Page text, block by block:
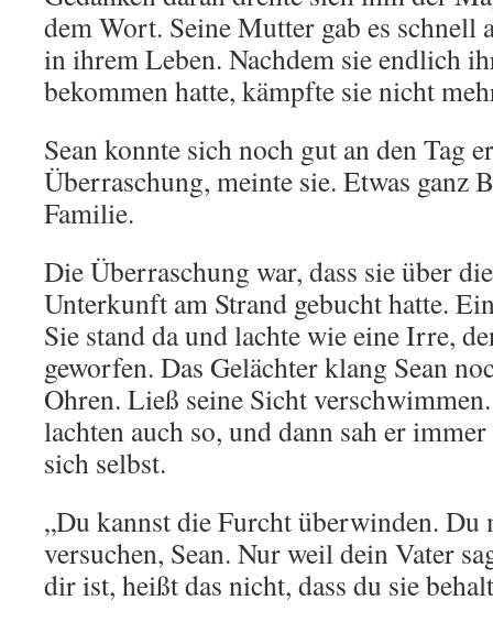
dem Wort. Seine Mutter gab es schnell
in ihrem Leben. Nachdem sie endlich
bekommen hatte, kämpfte sie nicht
Sean konnte sich noch gut an den Tag
Überraschung, meinte sie. Etwas ganz
Familie.
Die Überraschung war, dass sie über
Unterkunft am Strand gebucht hatte.
Sie stand da und lachte wie eine Irre,
geworfen. Das Gelächter klang Sean
Ohren. Ließ seine Sicht
lachten auch so, und dann sah er
sich selbst.
„Du kannst die Furcht überwinden. Du
versuchen, Sean. Nur weil dein Vater
dir ist, heißt das nicht, dass du sie